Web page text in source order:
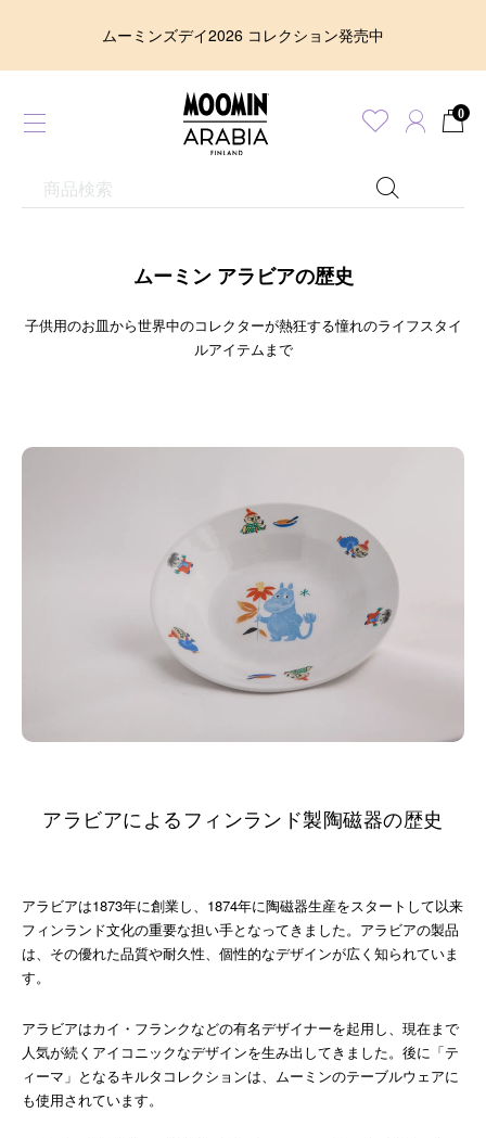
ムーミンズデイ2026 コレクション発売中
0
ムーミン アラビアの歴史
子供用のお皿から世界中のコレクターが熱狂する憧れのライフスタイ
ルアイテムまで
アラビアによるフィンランド製陶磁器の歴史
アラビアは1873年に創業し、1874年に陶磁器生産をスタートして以来
フィンランド文化の重要な担い手となってきました。アラビアの製品
は、その優れた品質や耐久性、個性的なデザインが広く知られていま
す。
アラビアはカイ・フランクなどの有名デザイナーを起用し、現在まで
人気が続くアイコニックなデザインを生み出してきました。後に「テ
ィーマ」となるキルタコレクションは、ムーミンのテーブルウェアに
も使用されています。